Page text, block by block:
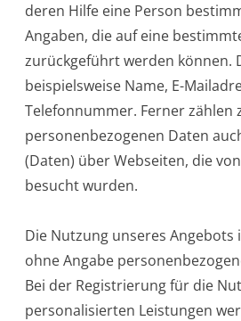
deren Hilfe eine Person
Angaben, die auf eine
zurückgeführt werden können.
beispielsweise Name, E-
Telefonnummer. Ferner zählen
personenbezogenen Daten
(Daten) über Webseiten, die
besucht wurden.
Die Nutzung unseres Angebots
ohne Angabe
Bei der Registrierung für die
personalisierten Leistungen